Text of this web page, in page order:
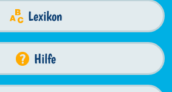
Lexikon
Hilfe